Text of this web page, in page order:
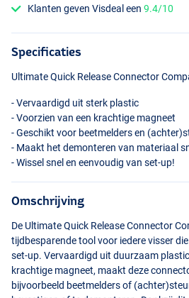
Klanten geven Visdeal een9.4/10
Specificaties
Ultimate Quick Release Connector
- Vervaardigd uit sterk plastic
- Voorzien van een krachtige magneet
- Geschikt voor beetmelders en
- Maakt het demonteren van materiaal
- Wissel snel en eenvoudig van set-up!
Omschrijving
De Ultimate Quick Release Connector
tijdbesparende tool voor iedere visser
set-up. Vervaardigd uit duurzaam
krachtige magneet, maakt deze
bijvoorbeeld beetmelders of